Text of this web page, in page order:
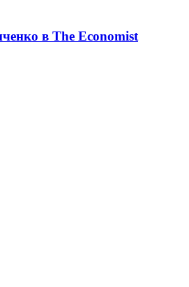
в The Economist